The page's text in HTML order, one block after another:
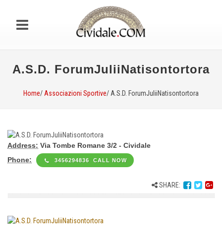
A.S.D. ForumJuliiNatisontortora
Home/ Associazioni Sportive/ A.S.D. ForumJuliiNatisontortora
Address: Via Tombe Romane 3/2 - Cividale
Phone:
3456294836 CALL NOW
SHARE: